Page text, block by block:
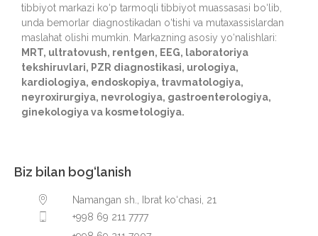
tibbiyot markazi ko‘p tarmoqli tibbiyot muassasasi bo‘lib,
unda bemorlar diagnostikadan o‘tishi va mutaxassislardan
maslahat olishi mumkin. Markazning asosiy yo‘nalishlari:
MRT, ultratovush, rentgen, EEG, laboratoriya
tekshiruvlari, PZR diagnostikasi, urologiya,
kardiologiya, endoskopiya, travmatologiya,
neyroxirurgiya, nevrologiya, gastroenterologiya,
ginekologiya va kosmetologiya.
Biz bilan bog‘lanish
Namangan sh., Ibrat ko‘chasi, 21
+998 69 211 7777